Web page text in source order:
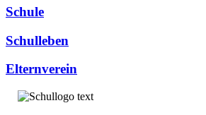
Schule
Schulleben
Elternverein